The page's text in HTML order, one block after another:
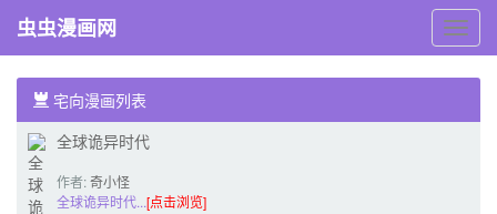
虫
虫
漫
网
虫虫漫画网
宅向漫画列表
全球诡异时代
作者:奇小怪
全球诡异时代...[点击浏览]